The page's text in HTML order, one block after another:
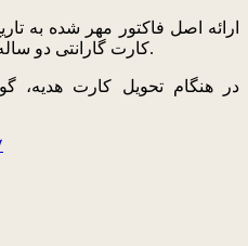
ارائه اصل فاکتور مهر شده به
کارت گارانتی دو ساله ال‌جی و جعبه گوشی الزامیست.
در هنگام تحویل کارت هدیه،